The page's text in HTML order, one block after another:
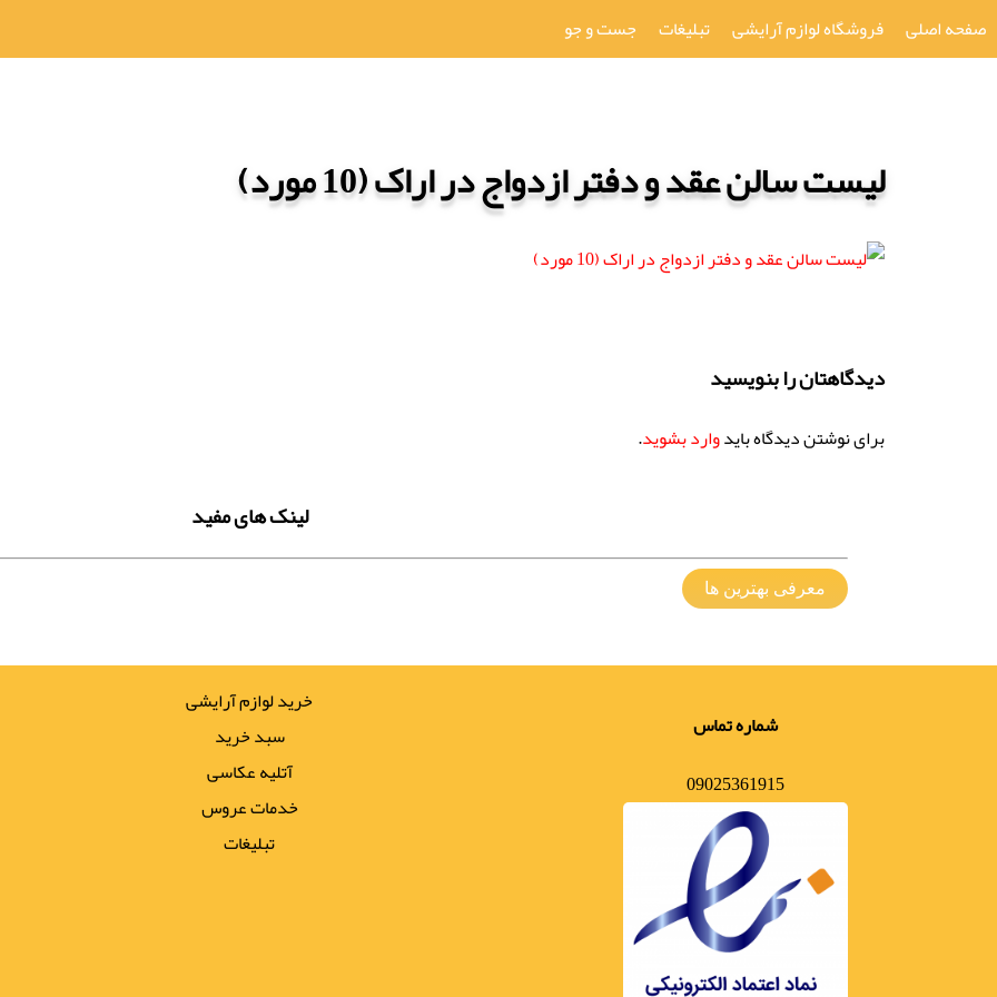
صفحه اصلی فروشگاه لوازم آرایشی تبلیغات جست و جو
لیست سالن عقد و دفتر ازدواج در اراک (10 مورد)
دیدگاهتان را بنویسید
برای نوشتن دیدگاه بایدوارد بشوید.
لینک های مفید
معرفی بهترین ها
شماره تماس
09025361915
خرید لوازم آرایشی
سبد خرید
آتلیه عکاسی
خدمات عروس
تبلیغات